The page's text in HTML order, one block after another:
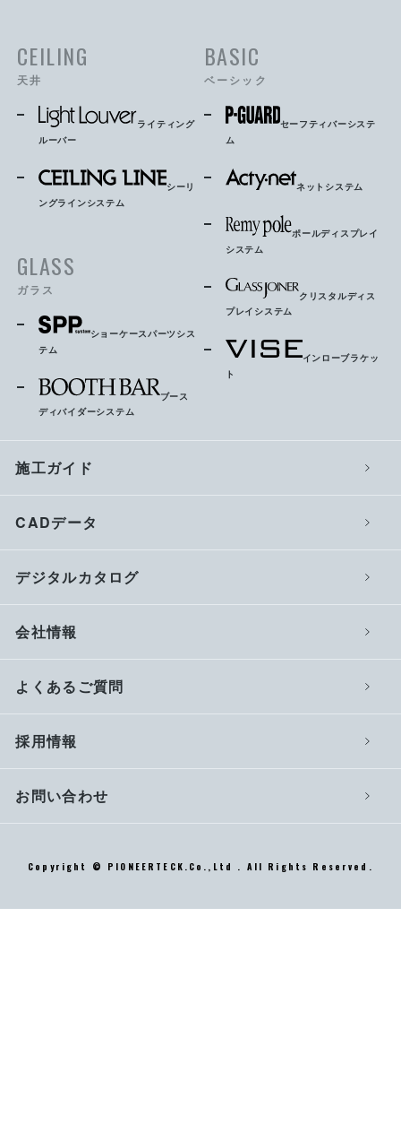
CEILING
天井
ライティング
ルーバー
シーリ
ングラインシステム
GLASS
ガラス
ショーケースパーツシス
テム
ブース
ディバイダーシステム
BASIC
ベーシック
セーフティバーシステ
ム
ネットシステム
ポールディスプレイ
システム
クリスタルディス
プレイシステム
インローブラケッ
ト
施工ガイド
CADデータ
デジタルカタログ
会社情報
よくあるご質問
採用情報
お問い合わせ
Copyright © PIONEERTECK.Co.,Ltd . All Rights Reserved.